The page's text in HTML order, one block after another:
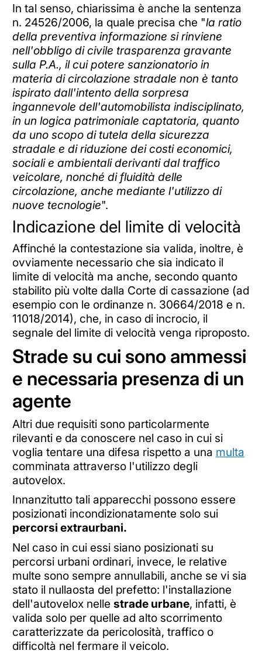
In tal senso, chiarissima è anche la sentenza
n. 24526/2006, la quale precisa che "la ratio
della preventiva informazione si rinviene
nell'obbligo di civile trasparenza gravante
sulla P.A., il cui potere sanzionatorio in
materia di circolazione stradale non è tanto
ispirato dall'intento della sorpresa
ingannevole dell'automobilista indisciplinato,
in un logica patrimoniale captatoria, quanto
da uno scopo di tutela della sicurezza
stradale e di riduzione dei costi economici,
sociali e ambientali derivanti dal traffico
veicolare, nonché di fluidità delle
circolazione, anche mediante l'utilizzo di
nuove tecnologie".
Indicazione del limite di velocità
Affinché la contestazione sia valida, inoltre, è
ovviamente necessario che sia indicato il
limite di velocità ma anche, secondo quanto
stabilito più volte dalla Corte di cassazione (ad
esempio con le ordinanze n. 30664/2018 e n.
11018/2014), che, in caso di incrocio, il
segnale del limite di velocità venga riproposto.
Strade su cui sono ammessi
e necessaria presenza di un
agente
Altri due requisiti sono particolarmente
rilevanti e da conoscere nel caso in cui si
voglia tentare una difesa rispetto a una multa
comminata attraverso l'utilizzo degli
autovelox.
Innanzitutto tali apparecchi possono essere
posizionati incondizionatamente solo sui
percorsi extraurbani.
Nel caso in cui essi siano posizionati su
percorsi urbani ordinari, invece, le relative
multe sono sempre annullabili, anche se vi sia
stato il nullaosta del prefetto: l'installazione
dell'autovelox nelle strade urbane, infatti, è
valida solo per quelle ad alto scorrimento
caratterizzate da pericolosità, traffico o
difficoltà nel fermare il veicolo.